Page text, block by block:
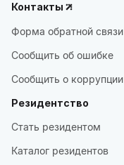
Контакты
Форма обратной связи
Сообщить об ошибке
Сообщить о коррупции
Резидентство
Стать резидентом
Каталог резидентов